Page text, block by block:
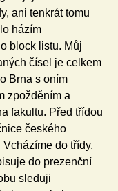
ani tenkrát tomu
házím
block listu. Můj
čísel je celkem
Brna s oním
zpožděním a
fakultu. Před třídou
českého
do třídy,
do prezenční
sleduji